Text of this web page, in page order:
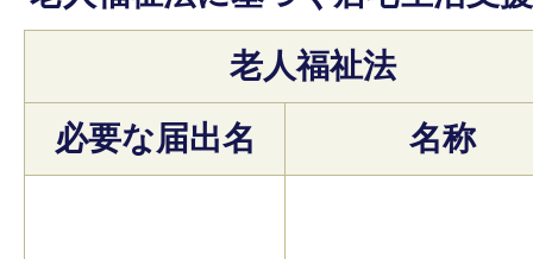
老人福祉法
必要な届出名
名称